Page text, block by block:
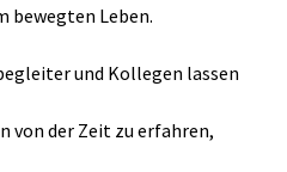
bewegten Leben.
und Kollegen lassen
von der Zeit zu erfahren,